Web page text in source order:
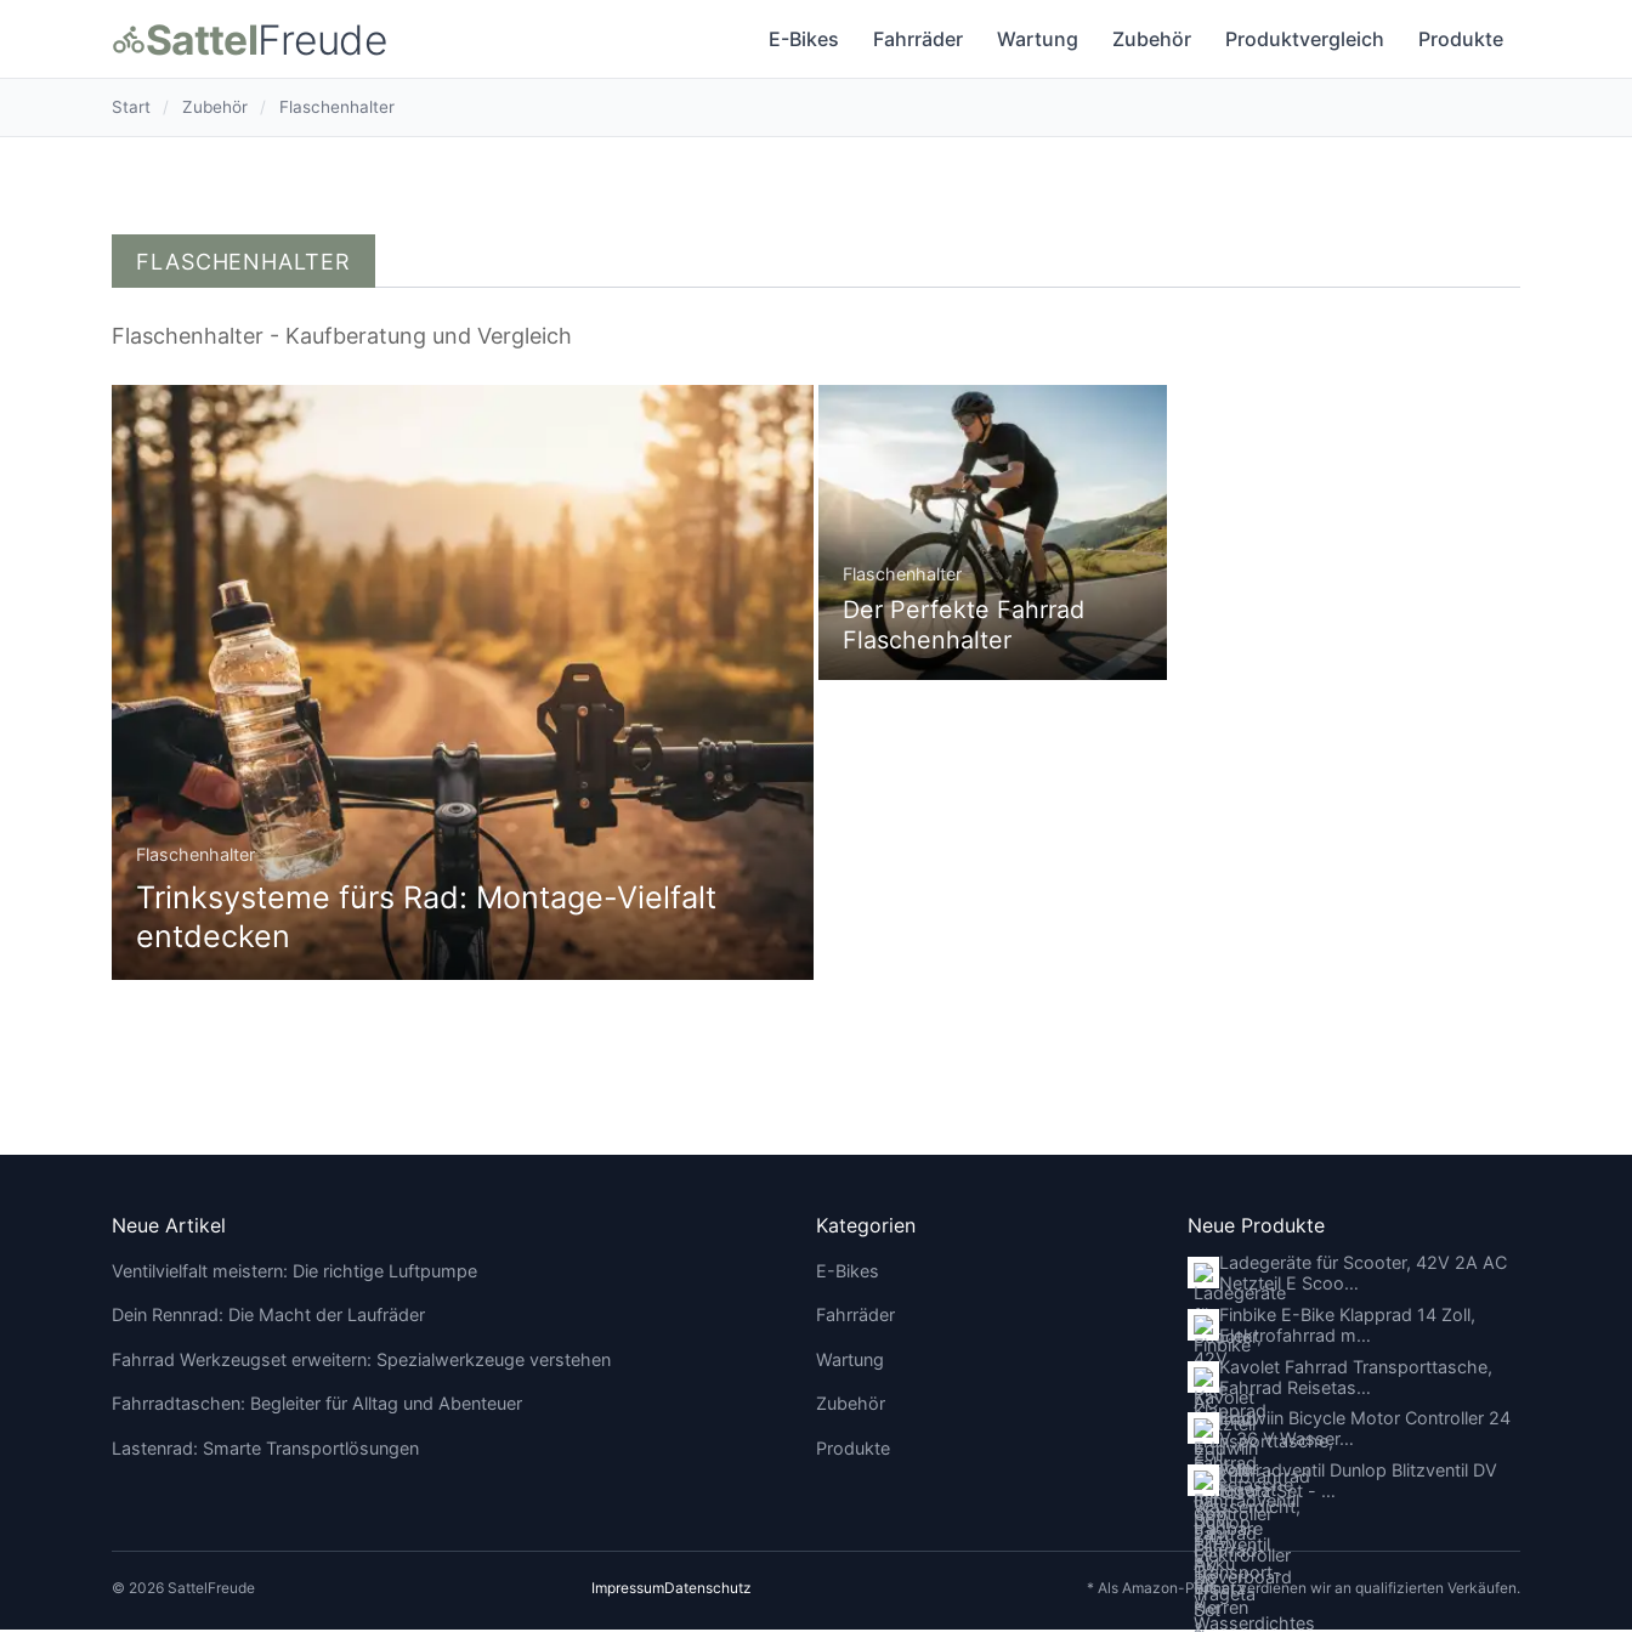
SattelFreude E-Bikes Fahrräder Wartung Zubehör Produktvergleich Produkte
Start / Zubehör / Flaschenhalter
FLASCHENHALTER
Flaschenhalter - Kaufberatung und Vergleich
Flaschenhalter
Trinksysteme fürs Rad: Montage-Vielfalt
entdecken
Flaschenhalter
Der Perfekte Fahrrad
Flaschenhalter
Neue Artikel
Ventilvielfalt meistern: Die richtige Luftpumpe
Dein Rennrad: Die Macht der Laufräder
Fahrrad Werkzeugset erweitern: Spezialwerkzeuge verstehen
Fahrradtaschen: Begleiter für Alltag und Abenteuer
Lastenrad: Smarte Transportlösungen
Kategorien
E-Bikes
Fahrräder
Wartung
Zubehör
Produkte
Neue Produkte
Ladegeräte für Scooter, 42V 2A AC
Netzteil E Scoo…
Finbike E-Bike Klapprad 14 Zoll,
Elektrofahrrad m…
Kavolet Fahrrad Transporttasche,
Fahrrad Reisetas…
Eddwiin Bicycle Motor Controller 24
V 36 V Wasser…
Fahrradventil Dunlop Blitzventil DV
Ersatz Set - …
© 2026 SattelFreude ImpressumDatenschutz * Als Amazon-Partner verdienen wir an qualifizierten Verkäufen.